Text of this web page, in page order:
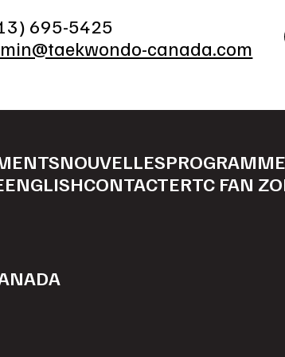
695-5425
canada.com
NOUVELLES
ENGLISHCONTACTERTC FAN